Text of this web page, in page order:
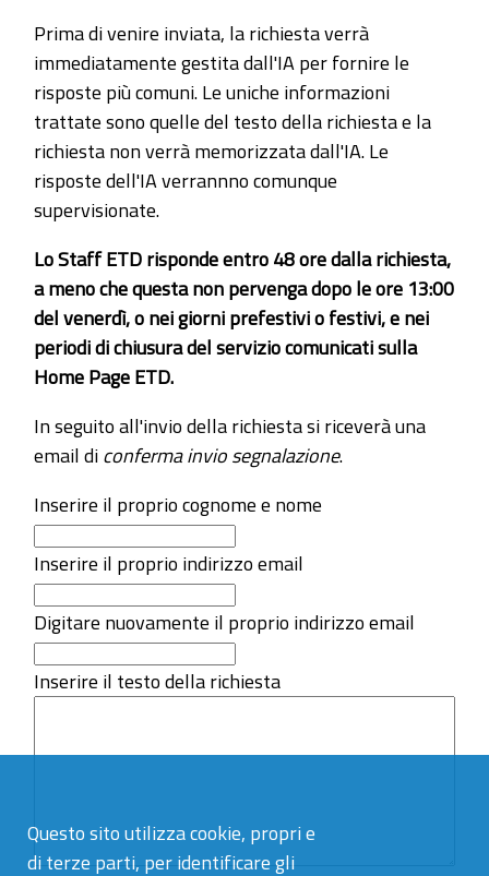
Questo sito utilizza cookie, propri e
di terze parti, per identificare gli
Prima di venire inviata, la richiesta verrà
immediatamente gestita dall'IA per fornire le
risposte più comuni. Le uniche informazioni
trattate sono quelle del testo della richiesta e la
richiesta non verrà memorizzata dall'IA. Le
risposte dell'IA verrannno comunque
supervisionate.
Lo Staff ETD risponde entro 48 ore dalla richiesta,
a meno che questa non pervenga dopo le ore 13:00
del venerdì, o nei giorni prefestivi o festivi, e nei
periodi di chiusura del servizio comunicati sulla
Home Page ETD.
In seguito all'invio della richiesta si riceverà una
email diconferma invio segnalazione.
Inserire il proprio cognome e nome
Inserire il proprio indirizzo email
Digitare nuovamente il proprio indirizzo email
Inserire il testo della richiesta